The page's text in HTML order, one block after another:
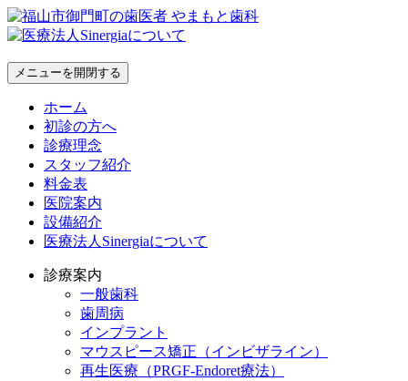
メニューを開閉する
ホーム
初診の方へ
診療理念
スタッフ紹介
料金表
医院案内
設備紹介
医療法人Sinergiaについて
診療案内
一般歯科
歯周病
インプラント
マウスピース矯正（インビザライン）
再生医療（PRGF-Endoret療法）